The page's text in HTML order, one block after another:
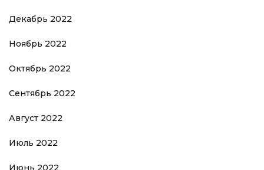
Декабрь 2022
Ноябрь 2022
Октябрь 2022
Сентябрь 2022
Август 2022
Июль 2022
Июнь 2022